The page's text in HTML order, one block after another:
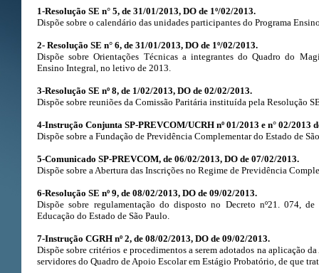
1-Resolução SE n° 5, de 31/01/2013, DO de 1º/02/2013.
Dispõe sobre o calendário das unidades participantes do Programa
2- Resolução SE n° 6, de 31/01/2013, DO de 1º/02/2013.
Dispõe sobre Orientações Técnicas a integrantes do Quadro do
Ensino Integral, no letivo de 2013.
3-Resolução SE nº 8, de 1/02/2013, DO de 02/02/2013.
Dispõe sobre reuniões da Comissão Paritária instituída pela Resolução
4-Instrução Conjunta SP-PREVCOM/UCRH nº 01/2013 e n° 02/2013
Dispõe sobre a Fundação de Previdência Complementar do Estado de
5-Comunicado SP-PREVCOM, de 06/02/2013, DO de 07/02/2013.
Dispõe sobre a Abertura das Inscrições no Regime de Previdência
6-Resolução SE nº 9, de 08/02/2013, DO de 09/02/2013.
Dispõe sobre regulamentação do disposto no Decreto nº21. 074,
Educação do Estado de São Paulo.
7-Instrução CGRH nº 2, de 08/02/2013, DO de 09/02/2013.
Dispõe sobre critérios e procedimentos a serem adotados na aplicação
servidores do Quadro de Apoio Escolar em Estágio Probatório, de que